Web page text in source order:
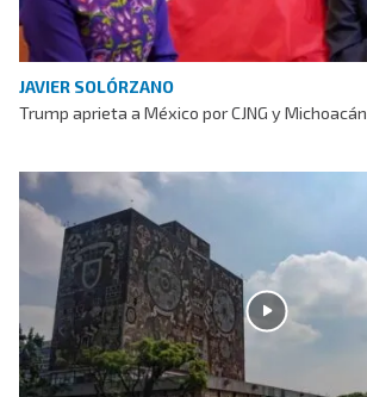
JAVIER SOLÓRZANO
Trump aprieta a México por CJNG y Michoacán